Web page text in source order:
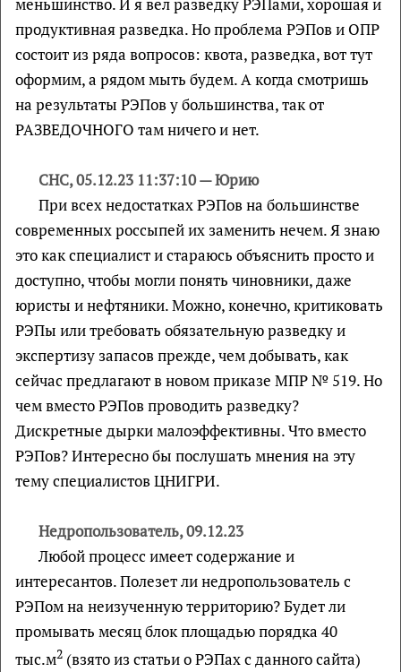
продуктивная разведка. Но проблема РЭПов и ОПР
состоит из ряда вопросов: квота, разведка, вот тут
оформим, а рядом мыть будем. А когда смотришь
на результаты РЭПов у большинства, так от
РАЗВЕДОЧНОГО там ничего и нет.
СНС, 05.12.23 11:37:10 — Юрию
При всех недостатках РЭПов на большинстве
современных россыпей их заменить нечем. Я знаю
это как специалист и стараюсь объяснить просто и
доступно, чтобы могли понять чиновники, даже
юристы и нефтяники. Можно, конечно, критиковать
РЭПы или требовать обязательную разведку и
экспертизу запасов прежде, чем добывать, как
сейчас предлагают в новом приказе МПР № 519. Но
чем вместо РЭПов проводить разведку?
Дискретные дырки малоэффективны. Что вместо
РЭПов? Интересно бы послушать мнения на эту
тему специалистов ЦНИГРИ.
Недропользователь, 09.12.23
Любой процесс имеет содержание и
интересантов. Полезет ли недропользователь с
РЭПом на неизученную территорию? Будет ли
промывать месяц блок площадью порядка 40
тыс.м2 (взято из статьи о РЭПах с данного сайта)